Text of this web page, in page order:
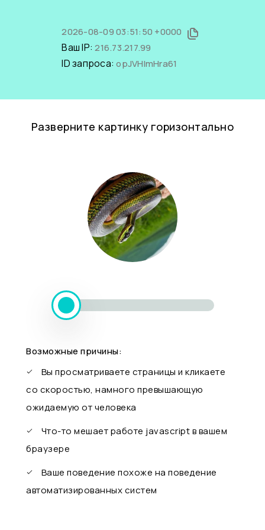
2026-08-09 03:51:50 +0000
Ваш IP:216.73.217.99
ID запроса:opJVHImHra61
Разверните картинку горизонтально
Возможные причины:
Вы просматриваете страницы и кликаете
со скоростью, намного превышающую
ожидаемую от человека
Что-то мешает работе javascript в вашем
браузере
Ваше поведение похоже на поведение
автоматизированных систем